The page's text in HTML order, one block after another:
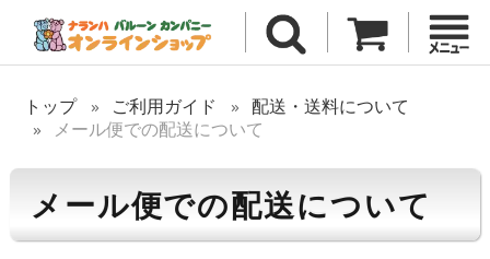
トップ ご利用ガイド
配送・送料について
メール便での配送について
メール便での配送について